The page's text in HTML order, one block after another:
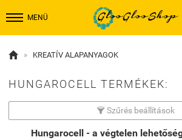
MENÜ
 » KREATÍV ALAPANYAGOK
HUNGAROCELL TERMÉKEK:
 Szűrés beállítások
Hungarocell - a végtelen